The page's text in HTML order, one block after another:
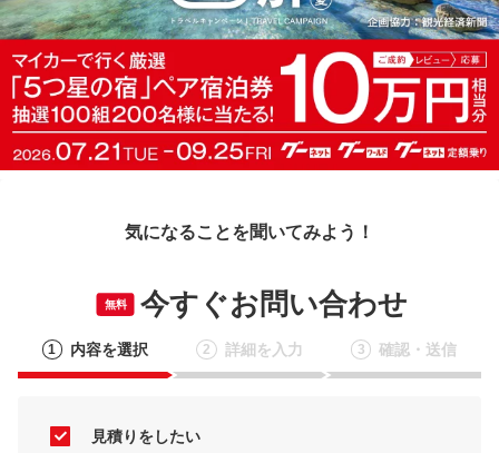
気になることを聞いてみよう！
無料 今すぐお問い合わせ
1 内容を選択 2 詳細を入力 3 確認・送信
見積りをしたい